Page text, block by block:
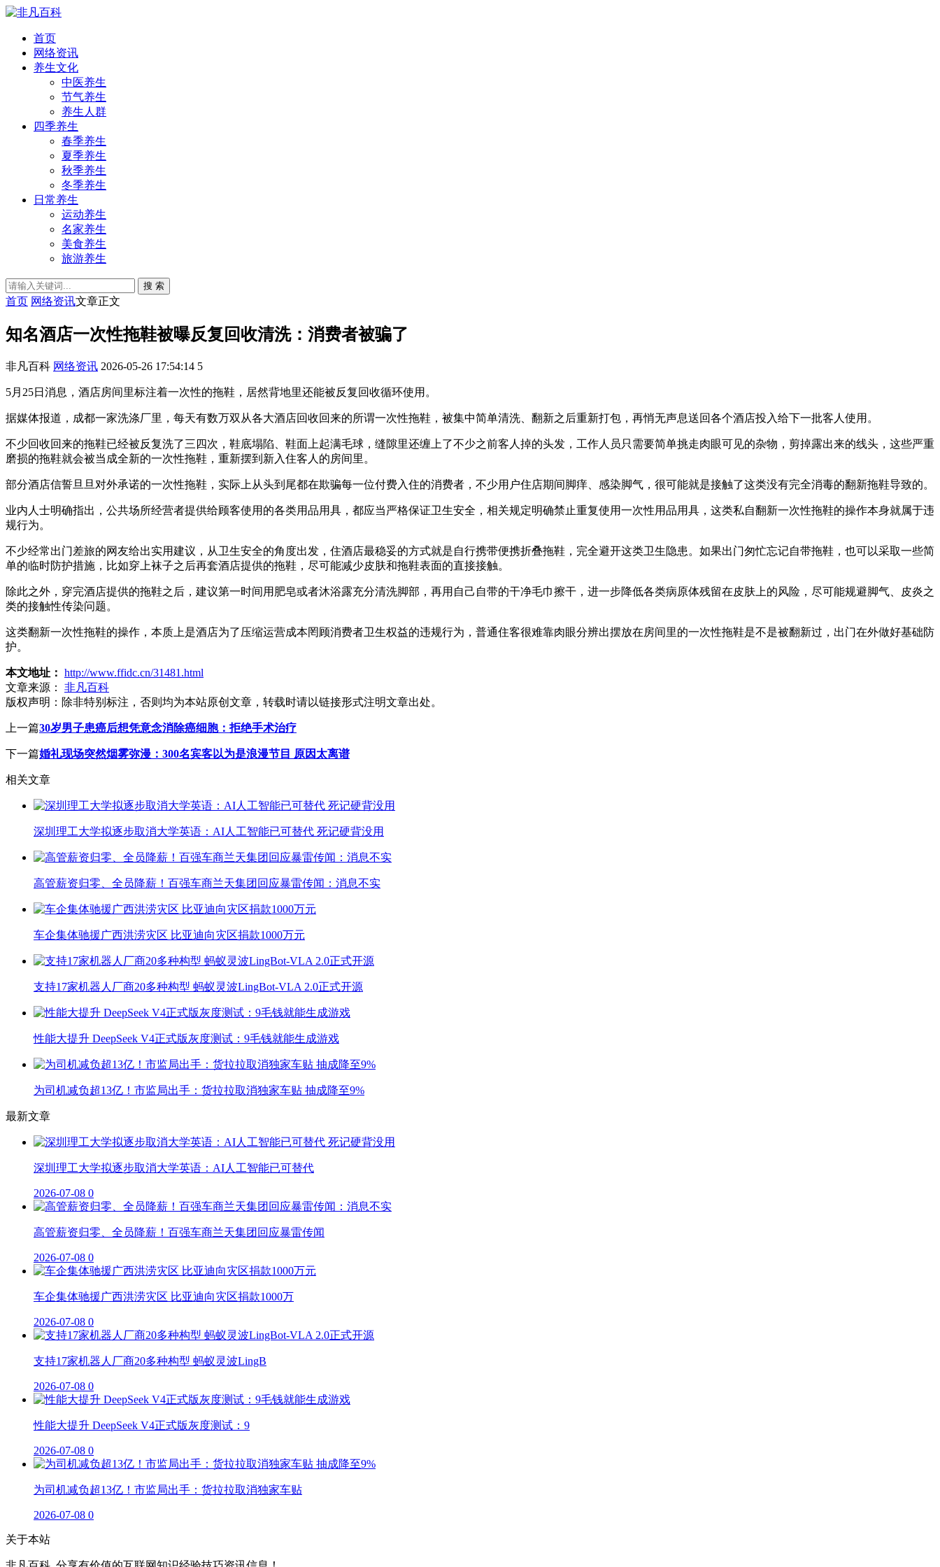
首页
网络资讯
养生文化
中医养生
节气养生
养生人群
四季养生
春季养生
夏季养生
秋季养生
冬季养生
日常养生
运动养生
名家养生
美食养生
旅游养生
搜 索
首页 网络资讯文章正文
知名酒店一次性拖鞋被曝反复回收清洗：消费者被骗了
非凡百科 网络资讯 2026-05-26 17:54:14 5
5月25日消息，酒店房间里标注着一次性的拖鞋，居然背地里还能被反复回收循环使用。
据媒体报道，成都一家洗涤厂里，每天有数万双从各大酒店回收回来的所谓一次性拖鞋，被集中简单清洗、翻新之后重新打包，再悄无声息送回各个酒店投入给下一批客人使用。
不少回收回来的拖鞋已经被反复洗了三四次，鞋底塌陷、鞋面上起满毛球，缝隙里还缠上了不少之前客人掉的头发，工作人员只需要简单挑走肉眼可见的杂物，剪掉露出来的线头，这些严重
磨损的拖鞋就会被当成全新的一次性拖鞋，重新摆到新入住客人的房间里。
部分酒店信誓旦旦对外承诺的一次性拖鞋，实际上从头到尾都在欺骗每一位付费入住的消费者，不少用户住店期间脚痒、感染脚气，很可能就是接触了这类没有完全消毒的翻新拖鞋导致的。
业内人士明确指出，公共场所经营者提供给顾客使用的各类用品用具，都应当严格保证卫生安全，相关规定明确禁止重复使用一次性用品用具，这类私自翻新一次性拖鞋的操作本身就属于违
规行为。
不少经常出门差旅的网友给出实用建议，从卫生安全的角度出发，住酒店最稳妥的方式就是自行携带便携折叠拖鞋，完全避开这类卫生隐患。如果出门匆忙忘记自带拖鞋，也可以采取一些简
单的临时防护措施，比如穿上袜子之后再套酒店提供的拖鞋，尽可能减少皮肤和拖鞋表面的直接接触。
除此之外，穿完酒店提供的拖鞋之后，建议第一时间用肥皂或者沐浴露充分清洗脚部，再用自己自带的干净毛巾擦干，进一步降低各类病原体残留在皮肤上的风险，尽可能规避脚气、皮炎之
类的接触性传染问题。
这类翻新一次性拖鞋的操作，本质上是酒店为了压缩运营成本罔顾消费者卫生权益的违规行为，普通住客很难靠肉眼分辨出摆放在房间里的一次性拖鞋是不是被翻新过，出门在外做好基础防
护。
本文地址： http://www.ffidc.cn/31481.html
文章来源：
非凡百科
版权声明： 除非特别标注，否则均为本站原创文章，转载时请以链接形式注明文章出处。
上一篇30岁男子患癌后想凭意念消除癌细胞：拒绝手术治疗
下一篇婚礼现场突然烟雾弥漫：300名宾客以为是浪漫节目 原因太离谱
相关文章
深圳理工大学拟逐步取消大学英语：AI人工智能已可替代 死记硬背没用
高管薪资归零、全员降薪！百强车商兰天集团回应暴雷传闻：消息不实
车企集体驰援广西洪涝灾区 比亚迪向灾区捐款1000万元
支持17家机器人厂商20多种构型 蚂蚁灵波LingBot-VLA 2.0正式开源
性能大提升 DeepSeek V4正式版灰度测试：9毛钱就能生成游戏
为司机减负超13亿！市监局出手：货拉拉取消独家车贴 抽成降至9%
最新文章
深圳理工大学拟逐步取消大学英语：AI人工智能已可替代
2026-07-08 0
高管薪资归零、全员降薪！百强车商兰天集团回应暴雷传闻
2026-07-08 0
车企集体驰援广西洪涝灾区 比亚迪向灾区捐款1000万
2026-07-08 0
支持17家机器人厂商20多种构型 蚂蚁灵波LingB
2026-07-08 0
性能大提升 DeepSeek V4正式版灰度测试：9
2026-07-08 0
为司机减负超13亿！市监局出手：货拉拉取消独家车贴
2026-07-08 0
关于本站